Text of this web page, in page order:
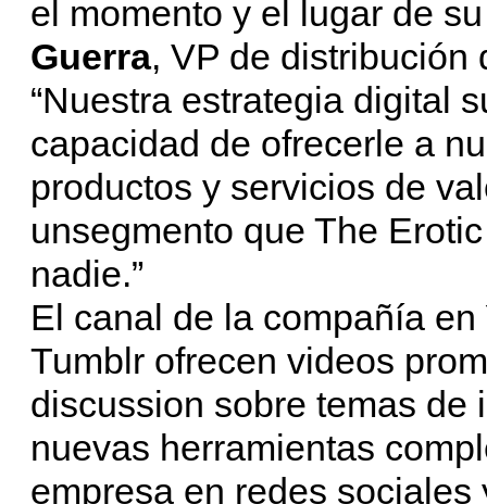
el momento y el lugar de
Guerra, VP de distribución
“Nuestra estrategia digital
capacidad de ofrecerle a
productos y servicios de
unsegmento que The
nadie.”
El canal de la compañía
Tumblr ofrecen videos
discussion sobre temas de
nuevas herramientas
empresa en redes